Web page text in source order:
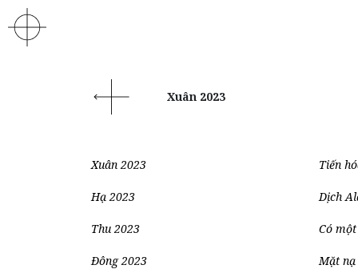
Xuân 2023
Xuân 2023
Hạ 2023
Thu 2023
Đông 2023
Tiến
Dịch
Có
Mặt